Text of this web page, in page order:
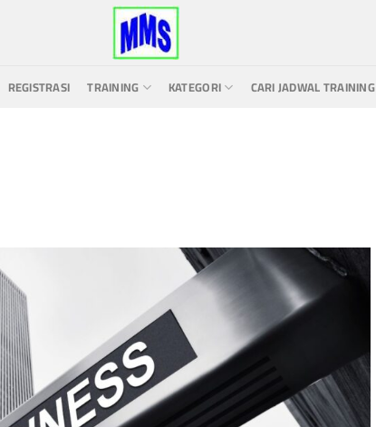
REGISTRASI TRAINING KATEGORI CARI JADWAL TRAINING